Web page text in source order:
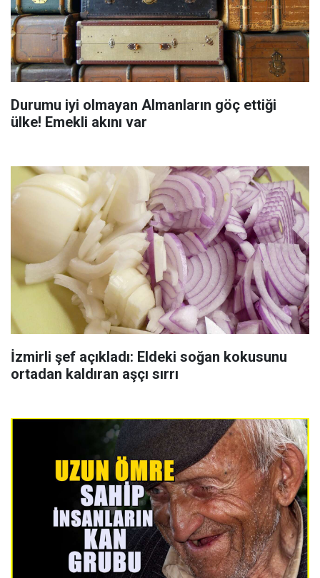
Durumu iyi olmayan Almanların göç ettiği
ülke! Emekli akını var
İzmirli şef açıkladı: Eldeki soğan kokusunu
ortadan kaldıran aşçı sırrı